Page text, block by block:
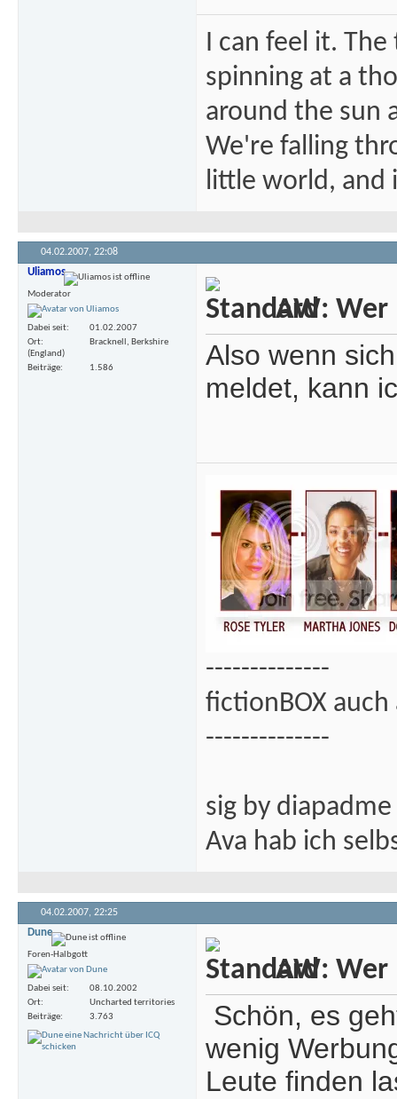
I can feel it.
spinning at a
around the sun
We're falling
little world, and
04.02.2007, 22:08
Uliamos
Moderator
Dabei seit
01.02.2007
Ort
Bracknell, Berkshire
(England)
Beiträge
1.586
AW: Wer
Also wenn
meldet, kann
--------------
fictionBOX
--------------
sig by
Ava hab ich
04.02.2007, 22:25
Dune
Foren-Halbgott
Dabei seit
08.10.2002
Ort
Uncharted territories
Beiträge
3.763
AW: Wer
Schön, es
wenig
Leute finden